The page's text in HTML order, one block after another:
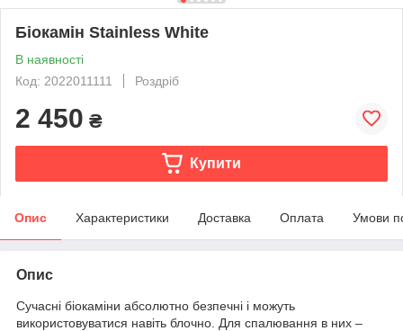
Біокамін Stainless White
В наявності
Код: 2022011111
Роздріб
2 450 ₴
Купити
Опис Характеристики Доставка Оплата Умови
Опис
Сучасні біокаміни абсолютно безпечні і можуть
використовуватися навіть блочно. Для спалювання в них –